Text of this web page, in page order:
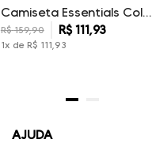
Camiseta Essentials Color Dudalina Masculina
R$ 159,90 R$111,93
1x de R$ 111 93
AJUDA